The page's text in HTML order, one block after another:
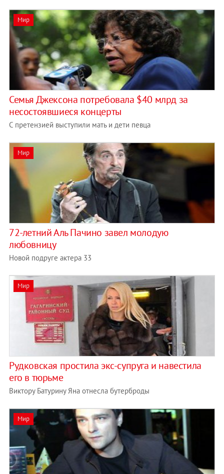
Мир
Семья Джексона потребовала $40 млрд за
несостоявшиеся концерты
С претензией выступили мать и дети певца
Мир
72-летний Аль Пачино завел молодую
любовницу
Новой подруге актера 33
Мир
Рудковская простила экс-супруга и навестила
его в тюрьме
Виктору Батурину Яна отнесла бутерброды
Мир